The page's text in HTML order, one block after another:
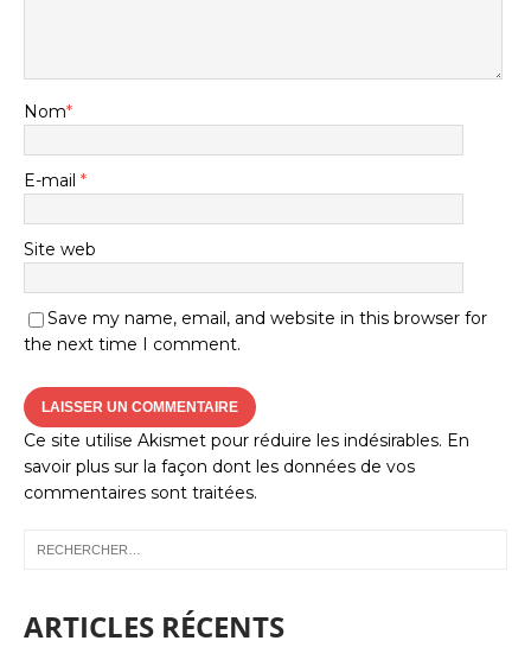
Nom*
E-mail *
Site web
Save my name, email, and website in this browser for
the next time I comment.
Ce site utilise Akismet pour réduire les indésirables. En
savoir plus sur la façon dont les données de vos
commentaires sont traitées.
ARTICLES RÉCENTS